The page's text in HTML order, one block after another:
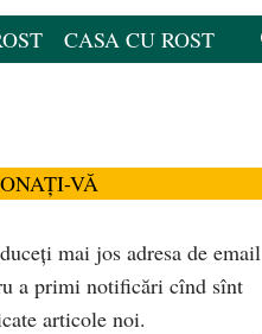
CASA CU ROST
VĂ
mai jos adresa de email
a primi notificări cînd sînt
articole noi.